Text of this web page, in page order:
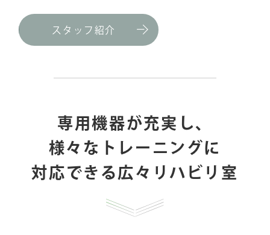
スタッフ紹介
専用機器が充実し、
様々なトレーニングに
対応できる広々リハビリ室